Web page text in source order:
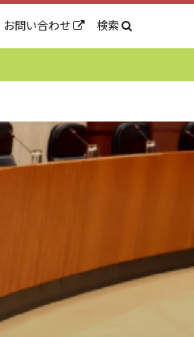
お問い合わせ 検索